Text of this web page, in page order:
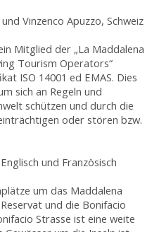
Vinzenco Apuzzo, Schweiz
Mitglied der „La Maddalena
Tourism Operators“
ISO 14001 ed EMAS. Dies
sich an Regeln und
schützen und durch die
oder stören bzw.
und Französisch
um das Maddalena
und die Bonifacio
Strasse ist eine weite